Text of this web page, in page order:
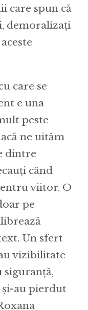
care spun că
demoralizați
care se
e una
peste
ne uităm
dintre
când
viitor. O
pe
Un sfert
vizibilitate
siguranță,
au pierdut